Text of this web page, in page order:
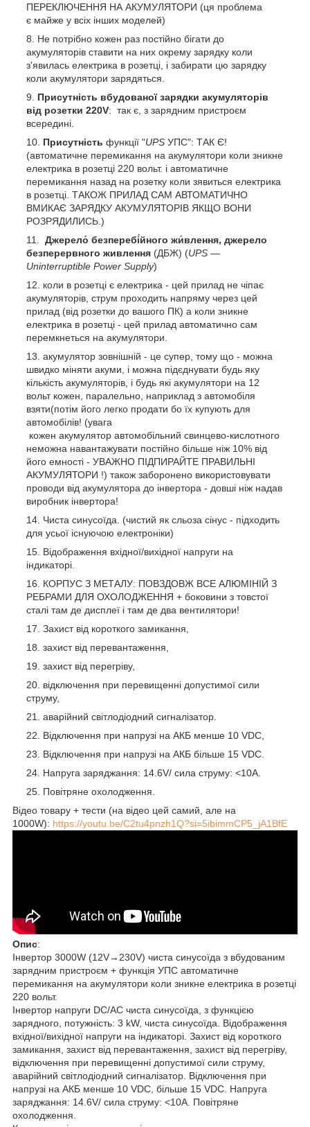
ПЕРЕКЛЮЧЕННЯ НА АКУМУЛЯТОРИ (ця проблема
є майже у всіх інших моделей)
Не потрібно кожен раз постійно бігати до
акумуляторів ставити на них окрему зарядку коли
з'явилась електрика в розетці, і забирати цю зарядку
коли акумулятори зарядяться.
Присутність вбудованої зарядки акумуляторів
від розетки 220V: так є, з зарядним пристроєм
всередині.
Присутність функції "UPS УПС": ТАК Є!
(автоматичне перемикання на акумулятори коли зникне
електрика в розетці 220 вольт. і автоматичне
перемикання назад на розетку коли зявиться електрика
в розетці. ТАКОЖ ПРИЛАД САМ АВТОМАТИЧНО
ВМИКАЄ ЗАРЯДКУ АКУМУЛЯТОРІВ ЯКЩО ВОНИ
РОЗРЯДИЛИСЬ.)
Джерело́ безперебі́йного жи́влення, джерело
безперервного живлення (ДБЖ) (UPS —
Uninterruptible Power Supply)
коли в розетці є електрика - цей прилад не чіпає
акумуляторів, струм проходить напряму через цей
прилад (від розетки до вашого ПК) а коли зникне
електрика в розетці - цей прилад автоматично сам
перемкнеться на акумулятори.
акумулятор зовнішній - це супер, тому що - можна
швидко міняти акуми, і можна підєднувати будь яку
кількість акумуляторів, і будь які акумулятори на 12
вольт кожен, паралельно, наприклад з автомобіля
взяти(потім його легко продати бо їх купують для
автомобілів! (увага
кожен акумулятор автомобільний свинцево-кислотного
неможна навантажувати постійно більше ніж 10% від
його емності - УВАЖНО ПІДПИРАЙТЕ ПРАВИЛЬНІ
АКУМУЛЯТОРИ !) також заборонено використовувати
проводи від акумулятора до інвертора - довші ніж надав
виробник інвертора!
Чиста синусоїда. (чистий як сльоза сінус - підходить
для усьої існуючою електроніки)
Відображення вхідної/вихідної напруги на
індикаторі.
КОРПУС З МЕТАЛУ: ПОВЗДОВЖ ВСЕ АЛЮМІНІЙ З
РЕБРАМИ ДЛЯ ОХОЛОДЖЕННЯ + боковини з товстої
сталі там де дисплеї і там де два вентилятори!
Захист від короткого замикання,
захист від перевантаження,
захист від перегріву,
відключення при перевищенні допустимої сили
струму,
аварійний світлодіодний сигналізатор.
Відключення при напрузі на АКБ менше 10 VDC,
Відключення при напрузі на АКБ більше 15 VDC.
Напруга заряджання: 14.6V/ сила струму: <10A.
Повітряне охолодження.
Відео товару + тести (на відео цей самий, але на
1000W): https://youtu.be/C2tu4pnzh1Q?si=5ibimmCP5_jA1BfE
Опис:
Інвертор 3000W (12V→230V) чиста синусоїда з вбудованим
зарядним пристроєм + функція УПС автоматичне
перемикання на акумулятори коли зникне електрика в розетці
220 вольт.
Інвертор напруги DC/AC чиста синусоїда, з функцією
зарядного, потужність: 3 kW, чиста синусоїда. Відображення
вхідної/вихідної напруги на індикаторі. Захист від короткого
замикання, захист від перевантаження, захист від перегріву,
відключення при перевищенні допустимої сили струму,
аварійний світлодіодний сигналізатор. Відключення при
напрузі на АКБ менше 10 VDC, більше 15 VDC. Напруга
заряджання: 14.6V/ сила струму: <10A. Повітряне
охолодження.